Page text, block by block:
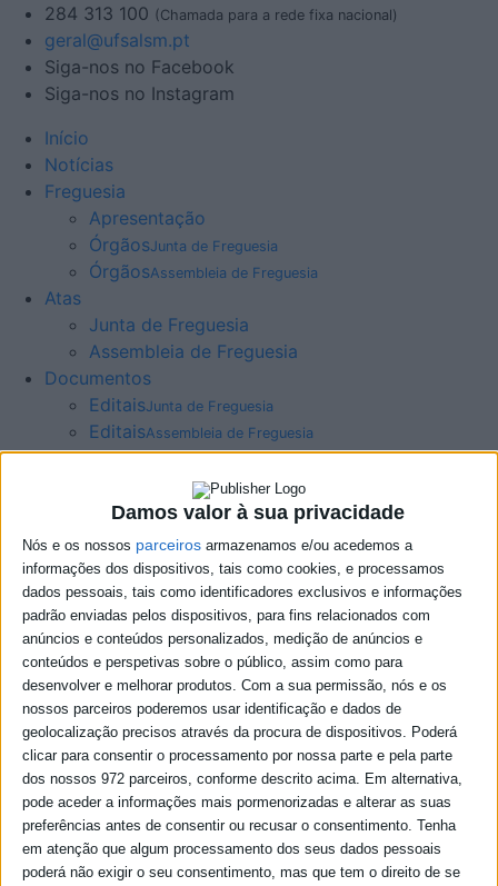
Damos valor à sua privacidade
Nós e os nossos parceiros armazenamos e/ou acedemos a
informações dos dispositivos, tais como cookies, e processamos
dados pessoais, tais como identificadores exclusivos e informações
padrão enviadas pelos dispositivos, para fins relacionados com
anúncios e conteúdos personalizados, medição de anúncios e
conteúdos e perspetivas sobre o público, assim como para
desenvolver e melhorar produtos. Com a sua permissão, nós e os
nossos parceiros poderemos usar identificação e dados de
geolocalização precisos através da procura de dispositivos. Poderá
clicar para consentir o processamento por nossa parte e pela parte
dos nossos 972 parceiros, conforme descrito acima. Em alternativa,
pode aceder a informações mais pormenorizadas e alterar as suas
preferências antes de consentir ou recusar o consentimento. Tenha
em atenção que algum processamento dos seus dados pessoais
poderá não exigir o seu consentimento, mas que tem o direito de se
284 313 100 (Chamada para a rede fixa nacional)
geral@ufsalsm.pt
Siga-nos no Facebook
Siga-nos no Instagram
Início
Notícias
Freguesia
Apresentação
ÓrgãosJunta de Freguesia
ÓrgãosAssembleia de Freguesia
Atas
Junta de Freguesia
Assembleia de Freguesia
Documentos
EditaisJunta de Freguesia
EditaisAssembleia de Freguesia
Outros documentos
Outros documentosAssembleia de Freguesia
Minutas
Contactos
Medidas de Mitigação das
Freguesias de Beja